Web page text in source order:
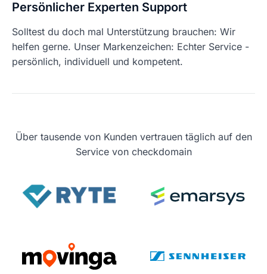
Persönlicher Experten Support
Solltest du doch mal Unterstützung brauchen: Wir
helfen gerne. Unser Markenzeichen: Echter Service -
persönlich, individuell und kompetent.
Über tausende von Kunden vertrauen täglich auf den
Service von checkdomain